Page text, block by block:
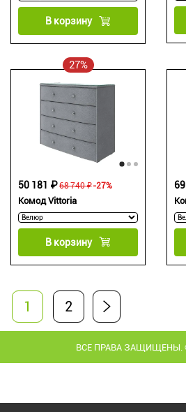
В корзину
27%
Комод Vittoria
68 740 ₽
50 181 ₽ -27%
В корзину
1 2
ВСЕ ПРАВА ЗАЩИЩЕНЫ.